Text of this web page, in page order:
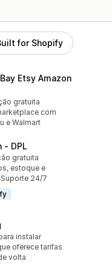
for Shopify
Etsy Amazon
todogratuita
com
e Walmart
DPL
todogratuita
estoque e
24/7
todoinstalar
oferece tarifas
volta